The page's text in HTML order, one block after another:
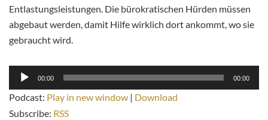
Entlastungsleistungen. Die bürokratischen Hürden müssen
abgebaut werden, damit Hilfe wirklich dort ankommt, wo sie
gebraucht wird.
Audio-
Player
00:00 00:00
Podcast: Play in new window | Download
Subscribe: RSS